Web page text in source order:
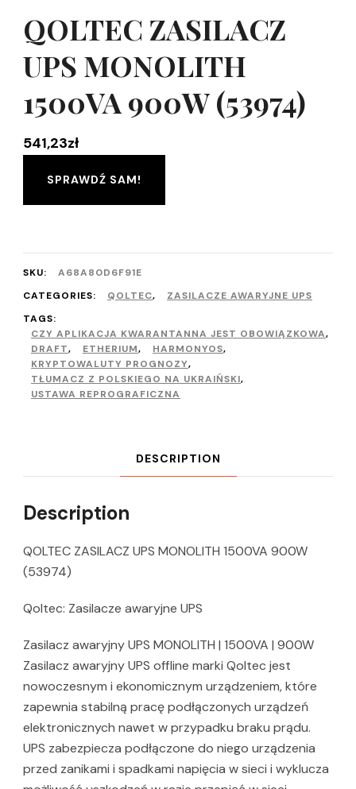
QOLTEC ZASILACZ
UPS MONOLITH
1500VA 900W (53974)
541,23zł
SPRAWDŹ SAM!
SKU:
A68A80D6F91E
CATEGORIES:
QOLTEC,
ZASILACZE AWARYJNE UPS
TAGS:
CZY APLIKACJA KWARANTANNA JEST OBOWIĄZKOWA,
DRAFT, ETHERIUM, HARMONYOS,
KRYPTOWALUTY PROGNOZY,
TŁUMACZ Z POLSKIEGO NA UKRAIŃSKI,
USTAWA REPROGRAFICZNA
DESCRIPTION
Description
QOLTEC ZASILACZ UPS MONOLITH 1500VA 900W
(53974)
Qoltec: Zasilacze awaryjne UPS
Zasilacz awaryjny UPS MONOLITH | 1500VA | 900W
Zasilacz awaryjny UPS offline marki Qoltec jest
nowoczesnym i ekonomicznym urządzeniem, które
zapewnia stabilną pracę podłączonych urządzeń
elektronicznych nawet w przypadku braku prądu.
UPS zabezpiecza podłączone do niego urządzenia
przed zanikami i spadkami napięcia w sieci i wyklucza